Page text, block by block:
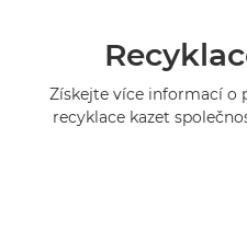
Získejte více informací o
recyklace kazet